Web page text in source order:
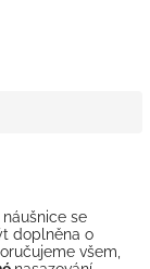
se
doplněna o
všem,